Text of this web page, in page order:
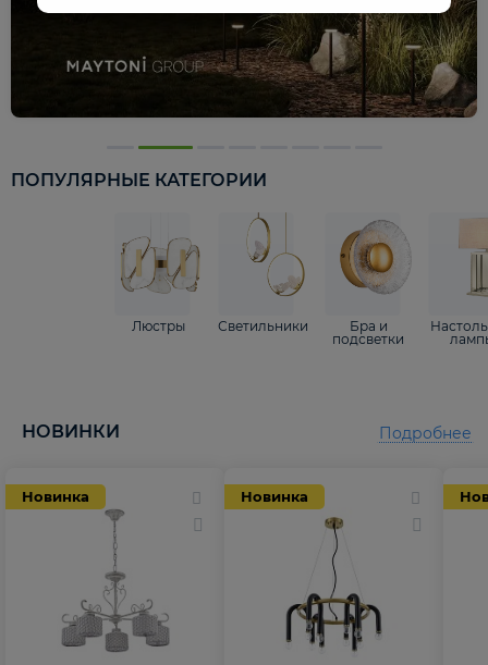
ПОПУЛЯРНЫЕ КАТЕГОРИИ
Люстры Светильники
Бра и
подсветки
НОВИНКИ
Новинка Новинка
Подробнее